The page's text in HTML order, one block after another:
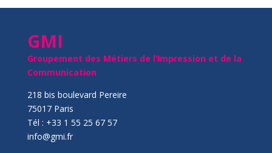
GMI
Groupement des Métiers de l’Impression et de la
Communication
218 bis boulevard Pereire
75017 Paris
Tél : +33 1 55 25 67 57
info@gmi.fr